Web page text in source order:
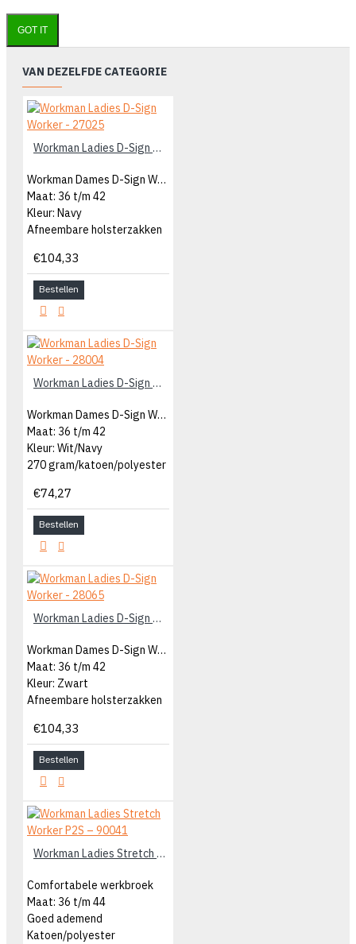
GOT IT
VAN DEZELFDE CATEGORIE
Workman Ladies D-Sign Worker - 27025
Workman Dames D-Sign Worker
Maat: 36 t/m 42
Kleur: Navy
Afneembare holsterzakken
€104,33
Bestellen
Workman Ladies D-Sign Worker - 28004
Workman Dames D-Sign Worker
Maat: 36 t/m 42
Kleur: Wit/Navy
270 gram/katoen/polyester
€74,27
Bestellen
Workman Ladies D-Sign Worker - 28065
Workman Dames D-Sign Worker
Maat: 36 t/m 42
Kleur: Zwart
Afneembare holsterzakken
€104,33
Bestellen
Workman Ladies Stretch Worker P2S – 90041
Comfortabele werkbroek
Maat: 36 t/m 44
Goed ademend
Katoen/polyester